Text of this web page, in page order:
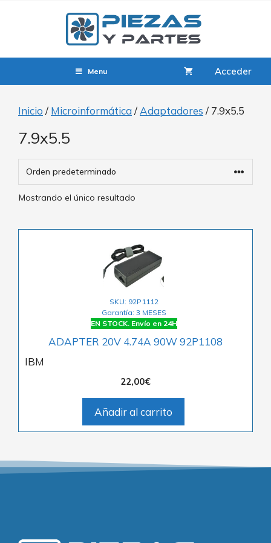
Menu Acceder
Inicio / Microinformática/Adaptadores / 7.9x5.5
7.9x5.5
Mostrando el único resultado
SKU: 92P1112
Garantía: 3 MESES
EN STOCK. Envío en 24H
ADAPTER 20V 4.74A 90W 92P1108
IBM
22,00€
Añadir al carrito